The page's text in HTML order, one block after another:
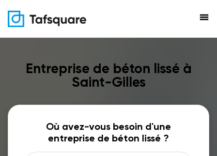
menu
Entreprise de béton lissé à
Saint-Gilles
Où avez-vous besoin d'une
entreprise de béton lissé ?